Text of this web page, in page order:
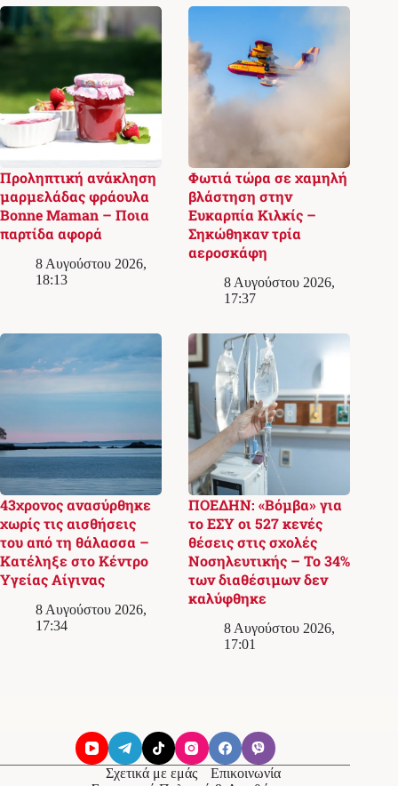
Προληπτική ανάκληση
μαρμελάδας φράουλα
Bonne Maman – Ποια
παρτίδα αφορά
8 Αυγούστου 2026,
18:13
Φωτιά τώρα σε χαμηλή
βλάστηση στην
Ευκαρπία Κιλκίς –
Σηκώθηκαν τρία
αεροσκάφη
8 Αυγούστου 2026,
17:37
43χρονος ανασύρθηκε
χωρίς τις αισθήσεις
του από τη θάλασσα –
Κατέληξε στο Κέντρο
Υγείας Αίγινας
8 Αυγούστου 2026,
17:34
ΠΟΕΔΗΝ: «Βόμβα» για
το ΕΣΥ οι 527 κενές
θέσεις στις σχολές
Νοσηλευτικής – Το 34%
των διαθέσιμων δεν
καλύφθηκε
8 Αυγούστου 2026,
17:01
Σχετικά με εμάς
Επικοινωνία